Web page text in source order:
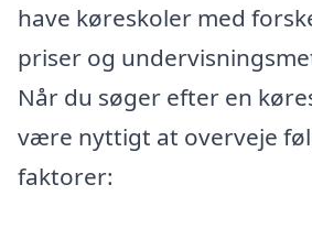
have køreskoler med
priser og
Når du søger efter en
være nyttigt at overveje
faktorer: